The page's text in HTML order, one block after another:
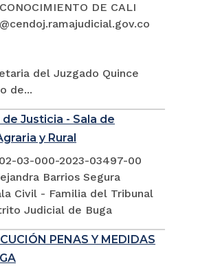
DE CALI
del Juzgado Quince
de...
Justicia - Sala de
y Rural
02-03-000-2023-03497-00
Barrios Segura
Civil - Familia del Tribunal
Judicial de Buga
PENAS Y MEDIDAS